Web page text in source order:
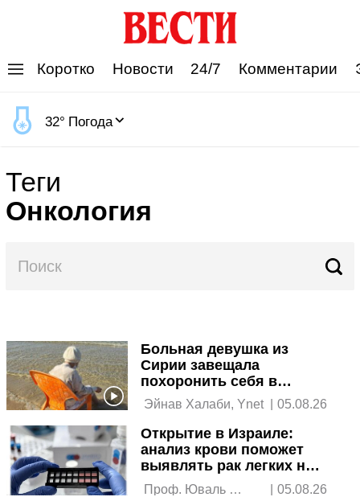
Коротко Новости 24/7 Комментарии
32° Погода
Теги
Онкология
Больная девушка из
Сирии завещала
похоронить себя в
Израиле в благодарность
за лечение
Эйнав Халаби, Ynet | 05.08.26
Открытие в Израиле:
анализ крови поможет
выявлять рак легких на
ранней стадии
Проф. Юваль
| 05.08.26